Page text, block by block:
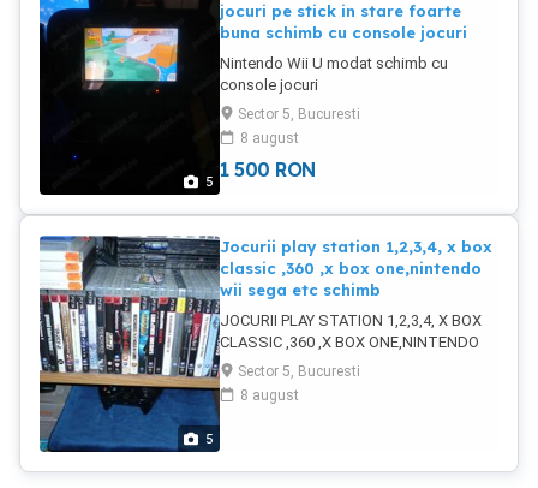
5
jocuri pe stick in stare foarte
buna schimb cu console jocuri
Nintendo Wii U modat schimb cu
console jocuri
Sector 5, Bucuresti
8 august
1 500 RON
5
Jocurii play station 1,2,3,4, x box
classic ,360 ,x box one,nintendo
wii sega etc schimb
JOCURII PLAY STATION 1,2,3,4, X BOX
CLASSIC ,360 ,X BOX ONE,NINTENDO
WII SEGA ETC SCHIMB
Sector 5, Bucuresti
8 august